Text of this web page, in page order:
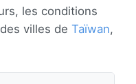
les conditions
villes de Taïwan,